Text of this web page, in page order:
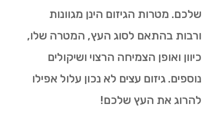
שלכם. מטרות הגיזום הינן מגוונות
ורבות בהתאם לסוג העץ, המטרה שלו,
כיוון ואופן הצמיחה הרצוי ושיקולים
נוספים. גיזום עצים לא נכון עלול אפילו
להרוג את העץ שלכם!